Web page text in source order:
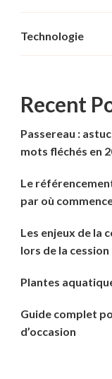
Technologie
Recent
Passereau :
mots fléchés en
Le
par où
Les enjeux de la
lors de la
Plantes
Guide complet
d’occasion